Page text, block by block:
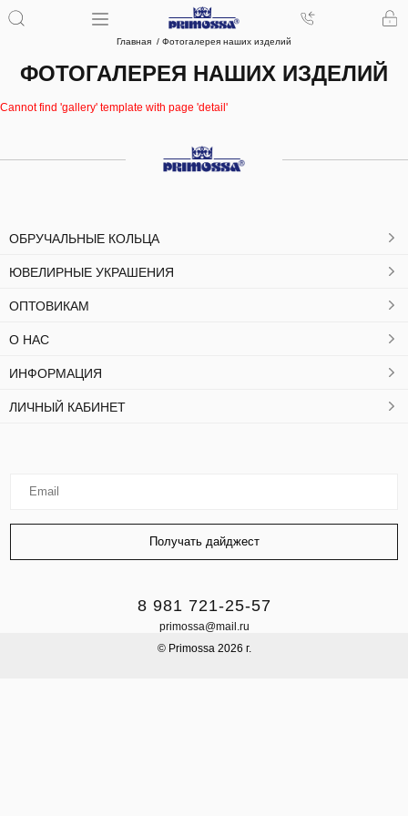
Главная Фотогалерея наших изделий
ФОТОГАЛЕРЕЯ НАШИХ ИЗДЕЛИЙ
Cannot find 'gallery' template with page 'detail'
ОБРУЧАЛЬНЫЕ КОЛЬЦА
ЮВЕЛИРНЫЕ УКРАШЕНИЯ
ОПТОВИКАМ
О НАС
ИНФОРМАЦИЯ
ЛИЧНЫЙ КАБИНЕТ
8 981 721-25-57
primossa@mail.ru
© Primossa 2026 г.